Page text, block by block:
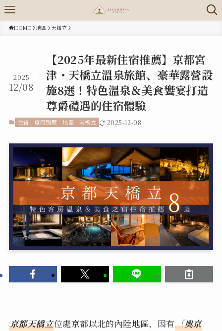
HOME 地區 天橋立
【2025年最新住宿推薦】京都宮
津・天橋立溫泉旅館、豪華露營設
施8選！特色溫泉＆美食饗宴打造
尊爵禮遇的住宿體驗
2025
12/08
住宿 度假別墅 地區 天橋立 2025-12-08
京都天橋立位處京都以北的內陸地區，因有「奧京